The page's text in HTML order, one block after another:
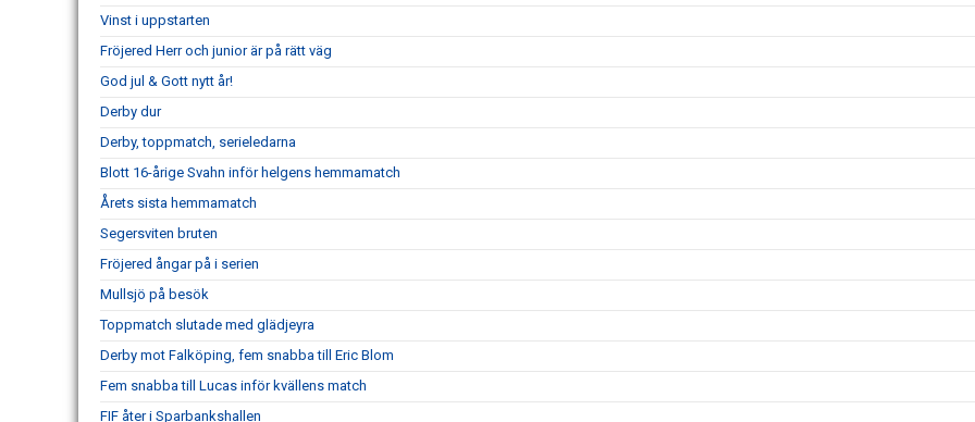
Vinst i uppstarten
Fröjered Herr och junior är på rätt väg
God jul & Gott nytt år!
Derby dur
Derby, toppmatch, serieledarna
Blott 16-årige Svahn inför helgens hemmamatch
Årets sista hemmamatch
Segersviten bruten
Fröjered ångar på i serien
Mullsjö på besök
Toppmatch slutade med glädjeyra
Derby mot Falköping, fem snabba till Eric Blom
Fem snabba till Lucas inför kvällens match
FIF åter i Sparbankshallen